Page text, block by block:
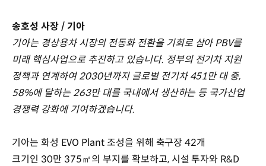
송호성 사장 / 기아
기아는 경상용차 시장의 전동화 전환을 기회로 삼아 PBV를
미래 핵심사업으로 추진하고 있습니다. 정부의 전기차 지원
정책과 연계하여 2030년까지 글로벌 전기차 451만 대 중,
58%에 달하는 263만 대를 국내에서 생산하는 등 국가산업
경쟁력 강화에 기여하겠습니다.
기아는 화성 EVO Plant 조성을 위해 축구장 42개
크기인 30만 375㎡의 부지를 확보하고, 시설 투자와 R&D